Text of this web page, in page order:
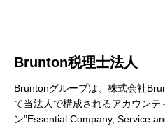
Brunton税理士法人
Bruntonグループは、株式会社
て当法人で構成されるアカウンテ
ン”Essential Company, Service